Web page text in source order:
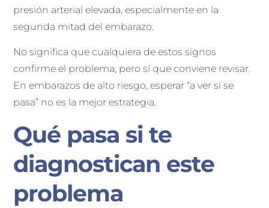
presión arterial elevada, especialmente en la
segunda mitad del embarazo.
No significa que cualquiera de estos signos
confirme el problema, pero sí que conviene revisar.
En embarazos de alto riesgo, esperar “a ver si se
pasa” no es la mejor estrategia.
Qué pasa si te
diagnostican este
problema